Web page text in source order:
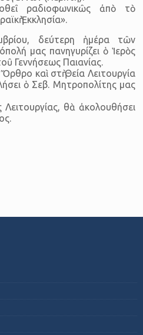
ραδιοφωνικῶς ἀπὸ τὸ
Ἐκκλησία».
δεύτερη ἡμέρα τῶν
μας πανηγυρίζει ὁ Ἱερὸς
Γεννήσεως Παιανίας.
καὶ στὴ Θεία Λειτουργία
ὁ Σεβ. Μητροπολίτης μας
θὰ ἀκολουθήσει